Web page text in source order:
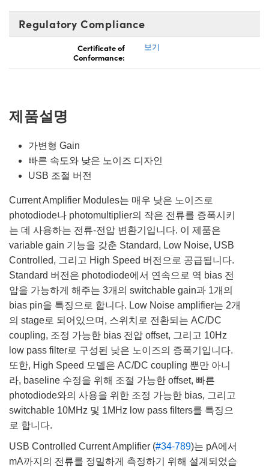
Regulatory Compliance
Certificate of
Conformance:
보기
제품설명
가변형 Gain
빠른 속도와 낮은 노이즈 디자인
USB 조절 버전
Current Amplifier Modules는 매우 낮은 노이즈로
photodiode나 photomultiplier의 작은 전류를 증폭시키
는 데 사용하는 전류-전압 변환기입니다. 이 제품은
variable gain 기능을 갖춘 Standard, Low Noise, USB
Controlled, 그리고 High Speed 버전으로 공급됩니다.
Standard 버전은 photodiode에서 연속으로 역 bias 전
압을 가능하게 해주는 3개의 switchable gain과 1개의
bias pin을 특징으로 합니다. Low Noise amplifier는 2개
의 stage로 되어있으며, 스위치로 전환되는 AC/DC
coupling, 조정 가능한 bias 전압 offset, 그리고 10Hz
low pass filter로 구성된 낮은 노이즈의 증폭기입니다.
또한, High Speed 모델은 AC/DC coupling 뿐만 아니
라, baseline 수정을 위해 조절 가능한 offset, 빠른
photodiode와의 사용을 위한 조정 가능한 bias, 그리고
switchable 10MHz 및 1MHz low pass filters를 특징으
로 합니다.
USB Controlled Current Amplifier (#34-789)는 pA에서
mA까지의 전류를 정밀하게 측정하기 위해 설계되었습